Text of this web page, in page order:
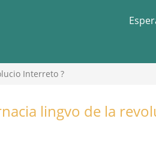
Interreto ?
lingvo de la